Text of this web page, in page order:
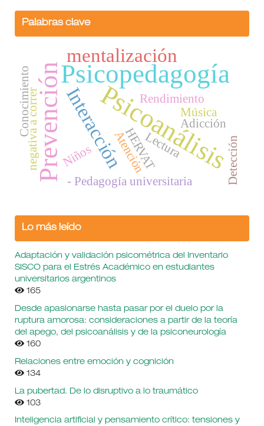
Palabras clave
Psicoanálisis
Psicopedagogía
PrevenciónInteracción
mentalización
Atención
negativa a correr Rendimiento
Niños
Adicción
- Pedagogía universitaria
Lectura
Conocimiento
HERVAT
Música
Detección
Lo más leído
Adaptación y validación psicométrica del Inventario
SISCO para el Estrés Académico en estudiantes
universitarios argentinos
165
Desde apasionarse hasta pasar por el duelo por la
ruptura amorosa: consideraciones a partir de la teoría
del apego, del psicoanálisis y de la psiconeurología
160
Relaciones entre emoción y cognición
134
La pubertad. De lo disruptivo a lo traumático
103
Inteligencia artificial y pensamiento crítico: tensiones y